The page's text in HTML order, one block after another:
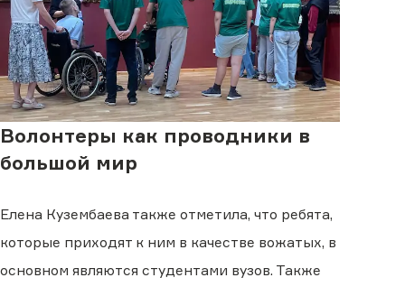
Волонтеры как проводники в
большой мир
Елена Кузембаева также отметила, что ребята,
которые приходят к ним в качестве вожатых, в
основном являются студентами вузов. Также